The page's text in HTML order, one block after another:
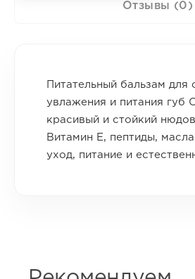
Отзывы (0)
Питательный бальзам для
увлажения и питания губ
красивый и стойкий
Витамин Е, пептиды,
уход, питание и